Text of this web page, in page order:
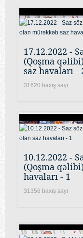
17.12.2022 -
(Qoşma
saz havaları -
31620 baxış sayı
10.12.2022 -
(Qoşma
havaları - 1
31356 baxış sayı